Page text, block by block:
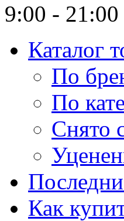
9:00 - 21:00
Каталог
По
По
Снято
Как